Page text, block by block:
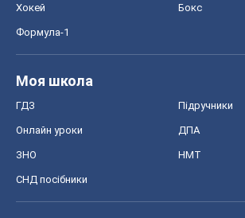
Хокей Бокс
Формула-1
Моя школа
ГДЗ Підручники
Онлайн уроки ДПА
ЗНО НМТ
СНД посібники